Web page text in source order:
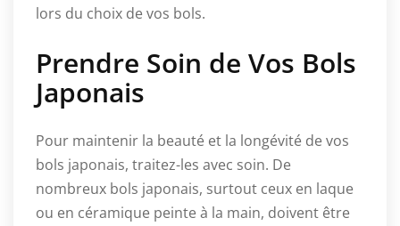
lors du choix de vos bols.
Prendre Soin de Vos Bols
Japonais
Pour maintenir la beauté et la longévité de vos
bols japonais, traitez-les avec soin. De
nombreux bols japonais, surtout ceux en laque
ou en céramique peinte à la main, doivent être